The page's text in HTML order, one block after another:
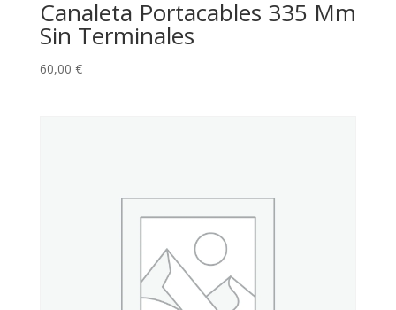
Canaleta Portacables 335 Mm
Sin Terminales
60,00 €